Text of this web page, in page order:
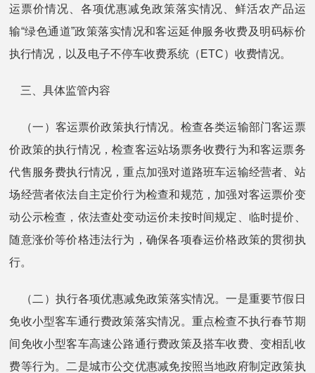
运票价情况、各项优惠减免政策落实情况、鲜活农产品运
输“绿色通道”政策落实情况和客运延伸服务收费及明码标价
执行情况，以及电子不停车收费系统（ETC）收费情况。
三、具体监管内容
（一）客运票价政策执行情况。检查各类运输部门客运票
价政策的执行情况，检查客运站场票务收费行为和客运票务
代售服务费执行情况，重点加强对道路班车运输经营者、站
场经营者依法自主定价行为检查和规范，加强对客运票价变
动公示检查，依法查处变动运价未按时间规定、临时提价、
随意涨价等价格违法行为，确保各项春运价格政策的贯彻执
行。
（二）执行各项优惠减免政策落实情况。一是重要节假日
免收小型客车通行费政策落实情况。重点检查不执行春节期
间免收小型客车高速公路通行费政策及搭车收费、变相乱收
费等行为。二是城市公交优惠减免按照当地政府制定政策执